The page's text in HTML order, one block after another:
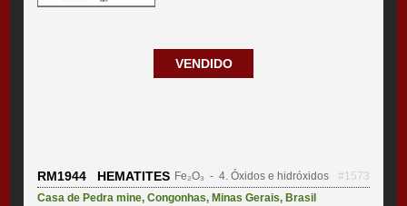
VENDIDO
RM1944 HEMATITES Fe₂O₃ - 4. Óxidos e hidróxidos
#1573
Casa de Pedra mine,Congonhas, Minas Gerais, Brasil